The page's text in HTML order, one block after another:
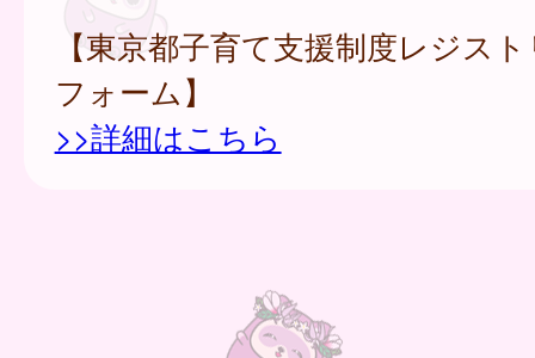
【東京都子育て支援制度レジス
フォーム】
>>詳細はこちら